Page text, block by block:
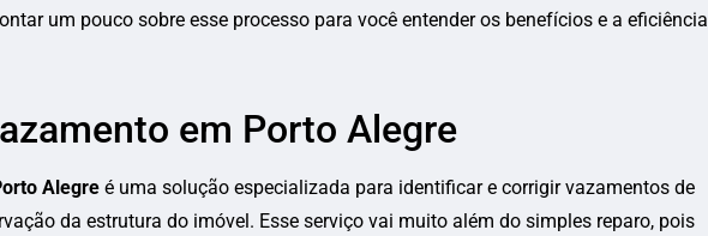
um pouco sobre esse processo para você entender os benefícios e a eficiência
em Porto Alegre
Alegreé uma solução especializada para identificar e corrigir vazamentos de
da estrutura do imóvel. Esse serviço vai muito além do simples reparo, pois